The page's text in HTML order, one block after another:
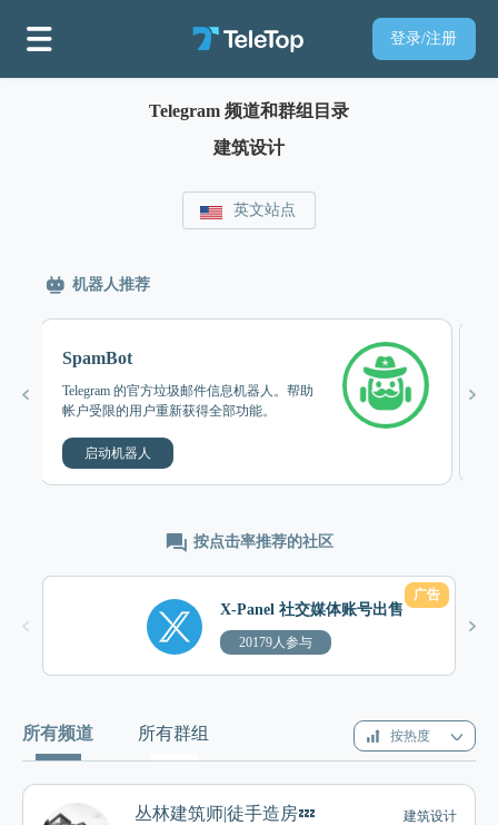
登录/注册
Telegram 频道和群组目录
建筑设计
英文站点
机器人推荐
SpamBot
Telegram 的官方垃圾邮件信息机器人。帮助
帐户受限的用户重新获得全部功能。
启动机器人
按点击率推荐的社区
X-Panel 社交媒体账号出售
20179人参与
广告
所有频道 所有群组 按热度
丛林建筑师|徒手造房💤 建筑设计